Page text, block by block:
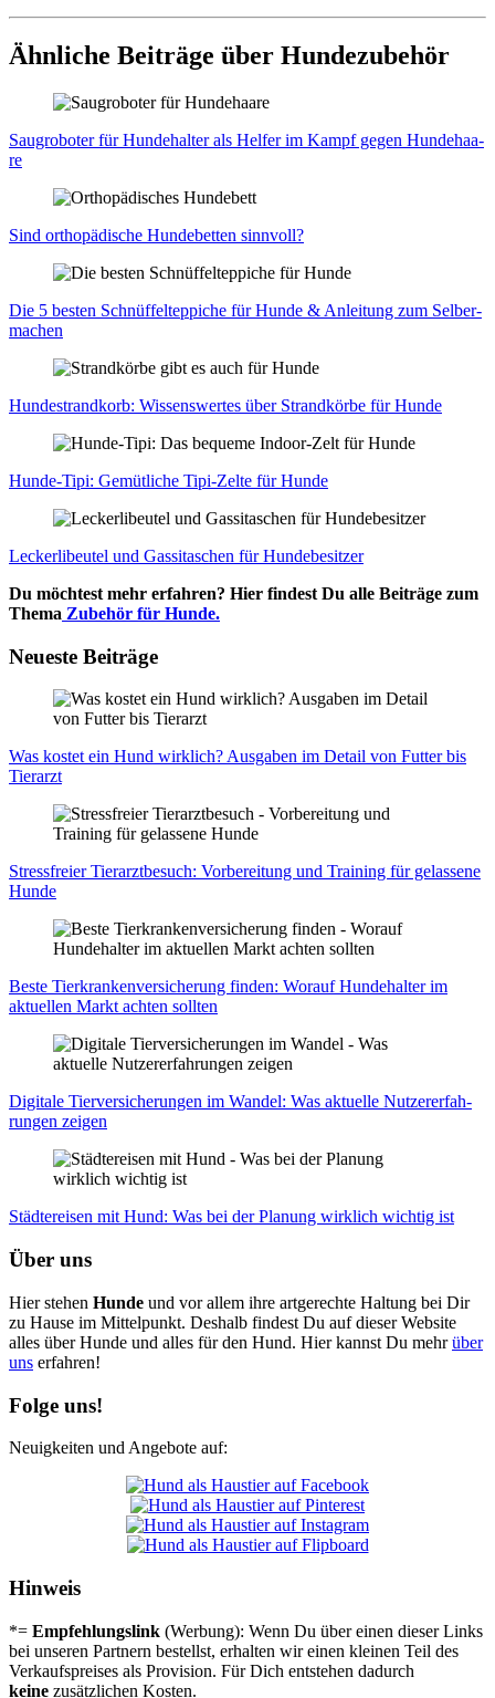
Ähnliche Beiträge über Hundezubehör
Saug­ro­bo­ter für Hun­de­hal­ter als Hel­fer im Kampf gegen Hun­de­haa­
re
Sind ortho­pä­di­sche Hun­de­bet­ten sinn­voll?
Die 5 bes­ten Schnüf­fel­tep­pi­che für Hun­de & Anlei­tung zum Sel­ber­
ma­chen
Hun­de­strand­korb: Wis­sens­wer­tes über Strand­kör­be für Hun­de
Hun­de-Tipi: Gemüt­li­che Tipi-Zel­te für Hun­de
Lecker­li­beu­tel und Gas­si­ta­schen für Hun­de­be­sit­zer
Du möchtest mehr erfahren? Hier findest Du alle Beiträge zum
Thema Zubehör für Hunde.
Neueste Beiträge
Was kos­tet ein Hund wirk­lich? Aus­ga­ben im Detail von Fut­ter bis
Tier­arzt
Stress­frei­er Tier­arzt­be­such: Vor­be­rei­tung und Trai­ning für gelas­se­ne
Hun­de
Bes­te Tier­kran­ken­ver­si­che­rung fin­den: Wor­auf Hun­de­hal­ter im
aktu­el­len Markt ach­ten soll­ten
Digi­ta­le Tier­ver­si­che­run­gen im Wan­del: Was aktu­el­le Nut­zer­er­fah­
run­gen zei­gen
Städ­te­rei­sen mit Hund: Was bei der Pla­nung wirk­lich wich­tig ist
Über uns
Hier stehen Hunde und vor allem ihre artgerechte Haltung bei Dir
zu Hause im Mittelpunkt. Deshalb findest Du auf dieser Website
alles über Hunde und alles für den Hund. Hier kannst Du mehrüber
uns erfahren!
Folge uns!
Neuigkeiten und Angebote auf:
Hinweis
*= Empfehlungslink (Werbung): Wenn Du über einen dieser Links
bei unseren Partnern bestellst, erhalten wir einen kleinen Teil des
Verkaufspreises als Provision. Für Dich entstehen dadurch
keine zusätzlichen Kosten.